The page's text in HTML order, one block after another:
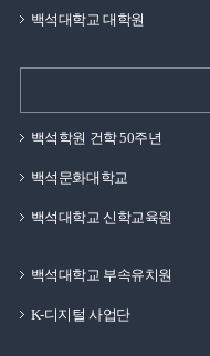
백석대학교 대학원
백석학원 건학 50주년
백석문화대학교
백석대학교 신학교육원
백석대학교 부속유치원
K-디지털 사업단